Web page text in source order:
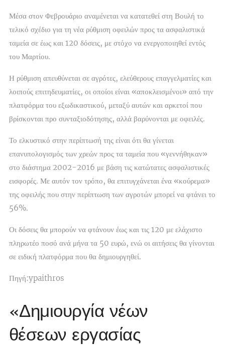
Μέσα στον Φεβρουάριο αναμένεται να κατατεθεί στη Βουλή το
τελικό σχέδιο για τη νέα ρύθμιση οφειλών προς τα ασφαλιστικά
ταμεία σε έως και 120 δόσεις, με στόχο να ενεργοποιηθεί εντός
του Μαρτίου.
Η ρύθμιση απευθύνεται σε αγρότες, ελεύθερους επαγγελματίες και
λοιπούς επιτηδευματίες, οι οποίοι είναι «αποκλεισμένοι» από την
πλατφόρμα του εξωδικαστικού, μεταξύ αυτών και αρκετοί που
βρίσκονται προ συνταξιοδότησης, αλλά βαρύνονται με οφειλές.
Το ελκυστικό στην περίπτωσή της είναι ότι θα γίνεται
επανυπολογισμός των χρεών προς τα ταμεία που «γεννήθηκαν»
στο διάστημα 2002-2016 με βάση τις κατώτατες ασφαλιστικές
εισφορές. Με αυτόν τον τρόπο, θα επιτυγχάνεται ένα «κούρεμα»
της οφειλής που στην περίπτωση των αγροτών μπορεί να φτάνει το
56%.
Οι δόσεις θα μπορούν να φτάνουν έως και τις 120 με ελάχιστο
πληρωτέο ποσό ανά μήνα τα 50 ευρώ, ενώ οι αιτήσεις θα γίνονται
σε ειδική πλατφόρμα που θα δημιουργηθεί.
Πηγή:ypaithros
«Δημιουργία νέων
θέσεων εργασίας